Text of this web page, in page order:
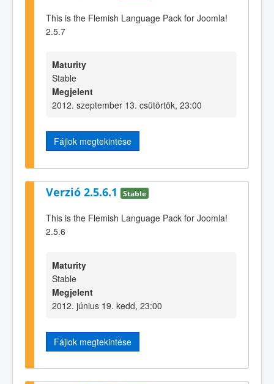
This is the Flemish Language Pack for Joomla!
2.5.7
Maturity
Stable
Megjelent
2012. szeptember 13. csütörtök, 23:00
Fájlok megtekintése
Verzió 2.5.6.1 Stable
This is the Flemish Language Pack for Joomla!
2.5.6
Maturity
Stable
Megjelent
2012. június 19. kedd, 23:00
Fájlok megtekintése